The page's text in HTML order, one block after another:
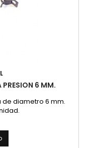
6 MM.
diametro 6 mm.